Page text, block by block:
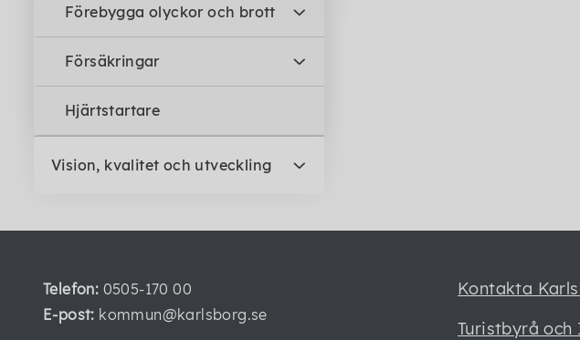
Förebygga olyckor och brott
Försäkringar
Hjärtstartare
Vision, kvalitet och utveckling
Telefon: 0505-170 00
E-post: kommun@karlsborg.se
Kontakta
Turistbyrå